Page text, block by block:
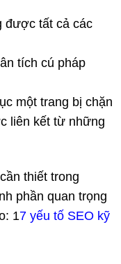
được tất cả các
tích cú pháp
một trang bị chặn
liên kết từ những
thiết trong
phần quan trọng
17 yếu tố SEO kỹ